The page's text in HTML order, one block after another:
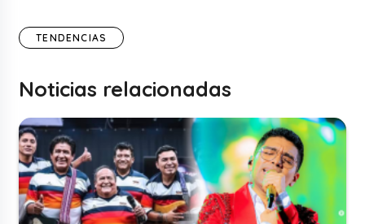
TENDENCIAS
Noticias relacionadas